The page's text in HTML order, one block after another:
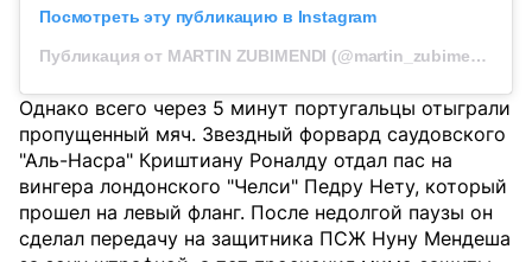
Посмотреть эту публикацию в Instagram
Публикация от MARTIN ZUBIMENDI (@martin_zubimendi)
Однако всего через 5 минут португальцы отыграли
пропущенный мяч. Звездный форвард саудовского
"Аль-Насра" Криштиану Роналду отдал пас на
вингера лондонского "Челси" Педру Нету, который
прошел на левый фланг. После недолгой паузы он
сделал передачу на защитника ПСЖ Нуну Мендеша